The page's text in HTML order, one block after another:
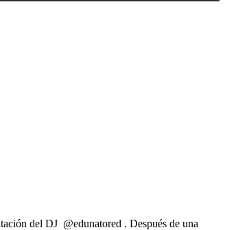
del DJ @edunatored . Después de una